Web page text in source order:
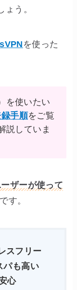
ょう。
を使った
を使いたい
手順をご覧
説していま
ザーが使って
です。
スフリー
パも高い
心